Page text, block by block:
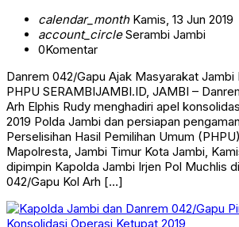
calendar_monthKamis, 13 Jun 2019
account_circleSerambi Jambi
0Komentar
Danrem 042/Gapu Ajak Masyarakat Jambi
PHPU SERAMBIJAMBI.ID, JAMBI –
Arh Elphis Rudy menghadiri apel
2019 Polda Jambi dan persiapan
Perselisihan Hasil Pemilihan Umum
Mapolresta, Jambi Timur Kota Jambi,
dipimpin Kapolda Jambi Irjen Pol Muchlis
042/Gapu Kol Arh […]